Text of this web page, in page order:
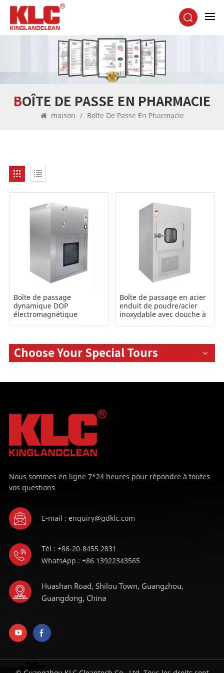
BOÎTE DE PASSE EN PHARMACIE
maison / Boîte De Passe En Pharmacie
Boîte de passage
dynamique DOP
électromagnétique
Boîte de passage en acier
enduit de poudre/acier
inoxydable avec douche à
Choose Your Special Tours
Nous sommes en ligne 7*24 heures pour répondre à toutes
vos questions
E-mail : enquiry@gdklc.com
Tél : +86-20-8455 2831
WhatsApp : +86 13922343565
Huashan Road, Shilou Town, Guangzhou,
Guangdong, China